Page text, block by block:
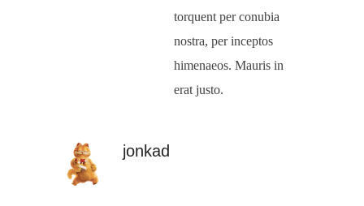
torquent per conubia
nostra, per inceptos
himenaeos. Mauris in
erat justo.
jonkad